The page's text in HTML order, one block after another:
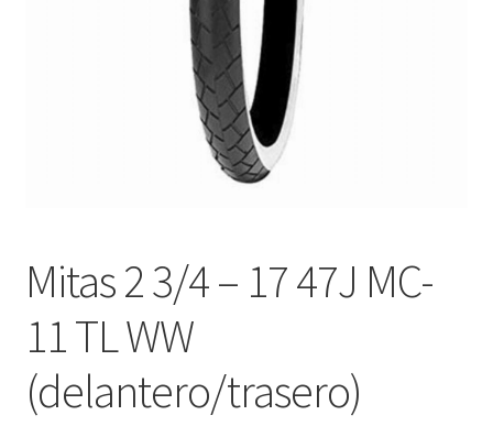
Mitas 2 3/4 – 17 47J MC-
11 TL WW
(delantero/trasero)